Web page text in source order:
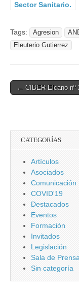
Sector Sanitario.
Tags: Agresion
Eleuterio Gutierrez
Post
navigation
← CIBER Elcano nº
CATEGORÍAS
Artículos
Asociados
Comunicación
COVID'19
Destacados
Eventos
Formación
Invitados
Legislación
Sala de Prensa
Sin categoría